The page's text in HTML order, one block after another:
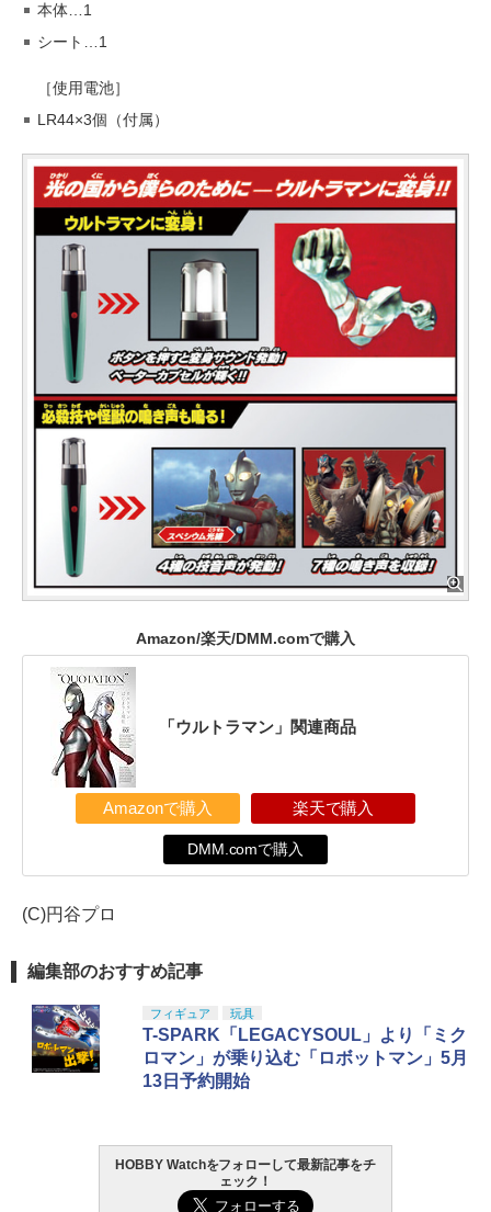
本体…1
シート…1
［使用電池］
LR44×3個（付属）
Amazon/楽天/DMM.comで購入
「ウルトラマン」関連商品
Amazonで購入 楽天で購入
DMM.comで購入
(C)円谷プロ
編集部のおすすめ記事
フィギュア 玩具
T-SPARK「LEGACYSOUL」より「ミク
ロマン」が乗り込む「ロボットマン」5月
13日予約開始
HOBBY Watchをフォローして最新記事をチ
ェック！